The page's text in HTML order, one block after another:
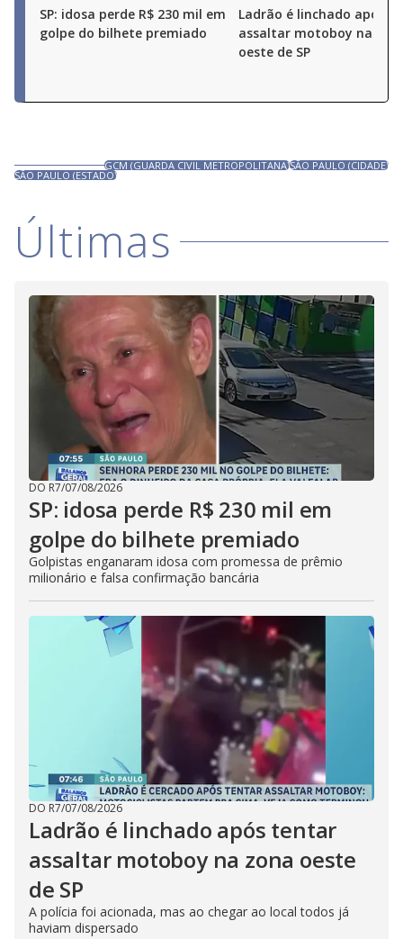
SP: idosa perde R$ 230 mil em
golpe do bilhete premiado
Ladrão é linchado após
assaltar motoboy na
oeste de SP
GCM (GUARDA CIVIL METROPOLITANA)SÃO PAULO (CIDADE)
SÃO PAULO (ESTADO)
Últimas
DO R7/07/08/2026
SP: idosa perde R$ 230 mil em
golpe do bilhete premiado
Golpistas enganaram idosa com promessa de prêmio
milionário e falsa confirmação bancária
DO R7/07/08/2026
Ladrão é linchado após tentar
assaltar motoboy na zona oeste
de SP
A polícia foi acionada, mas ao chegar ao local todos já
haviam dispersado